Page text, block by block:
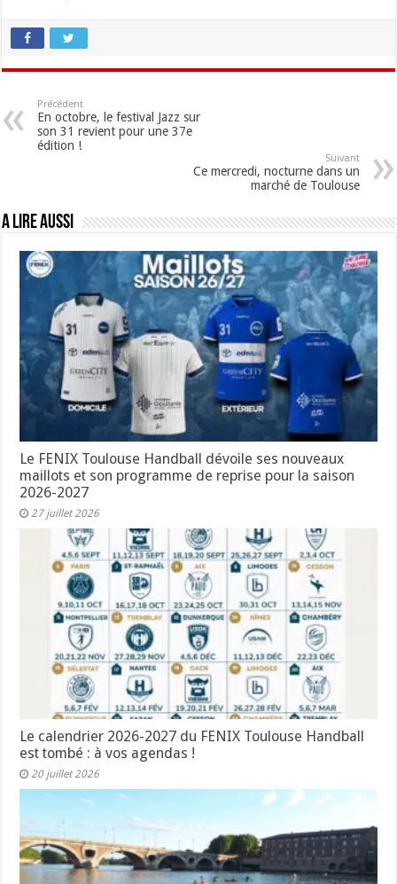
Précédent
En octobre, le festival Jazz sur
son 31 revient pour une 37e
édition !
Suivant
Ce mercredi, nocturne dans un
marché de Toulouse
A lire aussi
Le FENIX Toulouse Handball dévoile ses nouveaux
maillots et son programme de reprise pour la saison
2026-2027
27 juillet 2026
Le calendrier 2026-2027 du FENIX Toulouse Handball
est tombé : à vos agendas !
20 juillet 2026